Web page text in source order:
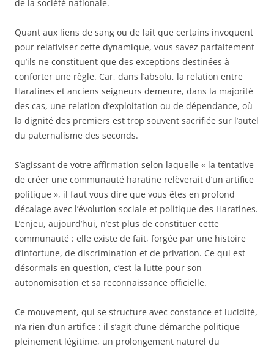
de la société nationale.
Quant aux liens de sang ou de lait que certains invoquent
pour relativiser cette dynamique, vous savez parfaitement
qu’ils ne constituent que des exceptions destinées à
conforter une règle. Car, dans l’absolu, la relation entre
Haratines et anciens seigneurs demeure, dans la majorité
des cas, une relation d’exploitation ou de dépendance, où
la dignité des premiers est trop souvent sacrifiée sur l’autel
du paternalisme des seconds.
S’agissant de votre affirmation selon laquelle « la tentative
de créer une communauté haratine relèverait d’un artifice
politique », il faut vous dire que vous êtes en profond
décalage avec l’évolution sociale et politique des Haratines.
L’enjeu, aujourd’hui, n’est plus de constituer cette
communauté : elle existe de fait, forgée par une histoire
d’infortune, de discrimination et de privation. Ce qui est
désormais en question, c’est la lutte pour son
autonomisation et sa reconnaissance officielle.
Ce mouvement, qui se structure avec constance et lucidité,
n’a rien d’un artifice : il s’agit d’une démarche politique
pleinement légitime, un prolongement naturel du